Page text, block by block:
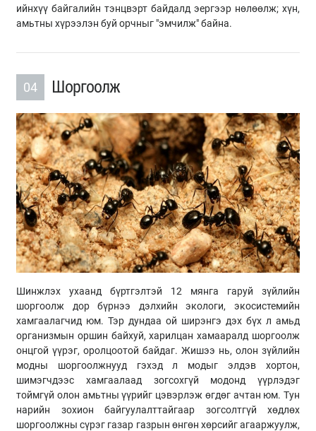
ийнхүү байгалийн тэнцвэрт байдалд эергээр нөлөөлж; хүн,
амьтны хүрээлэн буй орчныг "эмчилж" байна.
04 Шоргоолж
Шинжлэх ухаанд бүртгэлтэй 12 мянга гаруй зүйлийн
шоргоолж дор бүрнээ дэлхийн экологи, экосистемийн
хамгаалагчид юм. Тэр дундаа ой ширэнгэ дэх бүх л амьд
организмын оршин байхуй, харилцан хамааралд шоргоолж
онцгой үүрэг, оролцоотой байдаг. Жишээ нь, олон зүйлийн
модны шоргоолжнууд гэхэд л модыг элдэв хортон,
шимэгчдээс хамгаалаад зогсохгүй модонд үүрлэдэг
тоймгүй олон амьтны үүрийг цэвэрлэж өгдөг ачтан юм. Тун
нарийн зохион байгуулалттайгаар зогсолтгүй хөдлөх
шоргоолжны сүрэг газар газрын өнгөн хөрсийг агааржуулж,